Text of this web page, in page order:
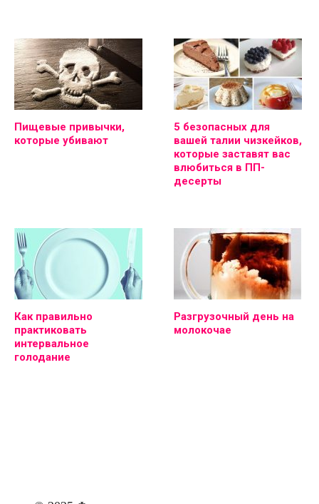
Пищевые привычки,
которые убивают
5 безопасных для
вашей талии чизкейков,
которые заставят вас
влюбиться в ПП-
десерты
Как правильно
практиковать
интервальное
голодание
Разгрузочный день на
молокочае